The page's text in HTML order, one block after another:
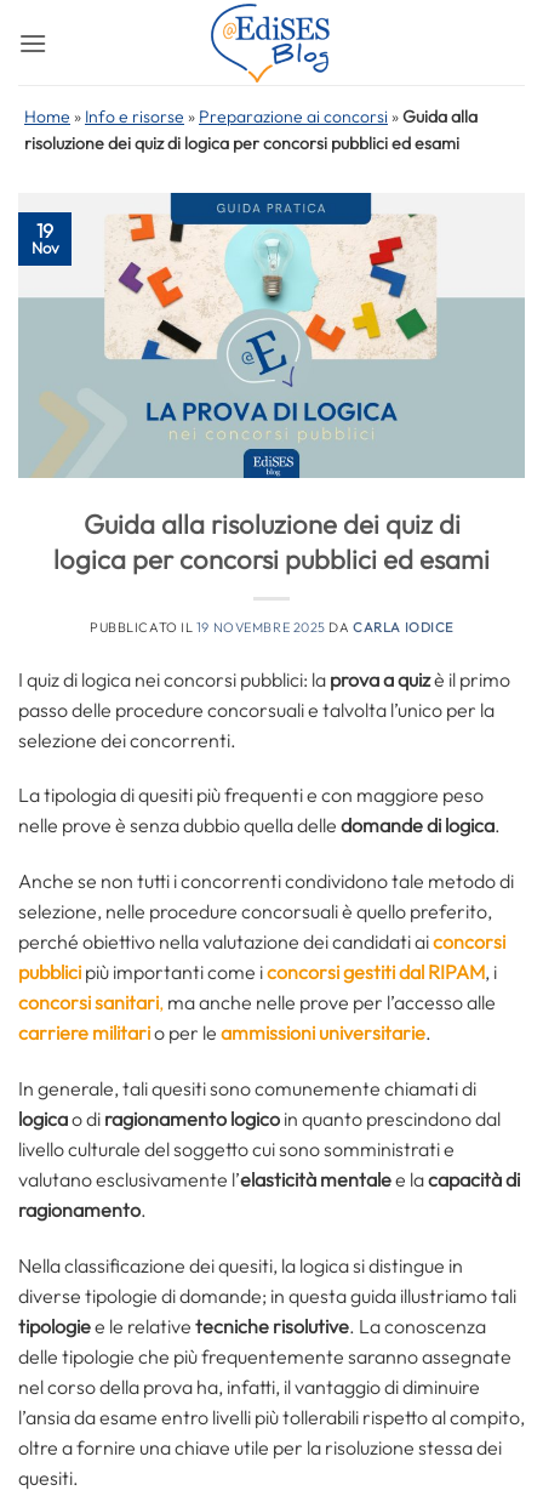
Home » Info e risorse » Preparazione ai concorsi »Guida alla
risoluzione dei quiz di logica per concorsi pubblici ed esami
19
Nov
Guida alla risoluzione dei quiz di
logica per concorsi pubblici ed esami
PUBBLICATO IL 19 NOVEMBRE 2025 DACARLA IODICE
I quiz di logica nei concorsi pubblici: la prova a quizè il primo
passo delle procedure concorsuali e talvolta l’unico per la
selezione dei concorrenti.
La tipologia di quesiti più frequenti e con maggiore peso
nelle prove è senza dubbio quella delle domande di logica.
Anche se non tutti i concorrenti condividono tale metodo di
selezione, nelle procedure concorsuali è quello preferito,
perché obiettivo nella valutazione dei candidati aiconcorsi
pubblici più importanti come iconcorsi gestiti dal RIPAM, i
concorsi sanitari, ma anche nelle prove per l’accesso alle
carriere militario per le ammissioni universitarie.
In generale, tali quesiti sono comunemente chiamati di
logicao di ragionamento logico in quanto prescindono dal
livello culturale del soggetto cui sono somministrati e
valutano esclusivamente l’elasticità mentalee lacapacità di
ragionamento.
Nella classificazione dei quesiti, la logica si distingue in
diverse tipologie di domande; in questa guida illustriamo tali
tipologiee le relative tecniche risolutive. La conoscenza
delle tipologie che più frequentemente saranno assegnate
nel corso della prova ha, infatti, il vantaggio di diminuire
l’ansia da esame entro livelli più tollerabili rispetto al compito,
oltre a fornire una chiave utile per la risoluzione stessa dei
quesiti.